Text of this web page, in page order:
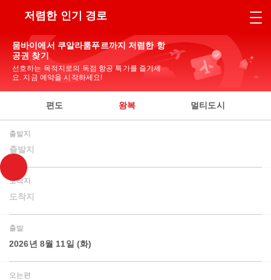
저렴한 인기 경로
뭄바이에서 쿠알라룸푸르까지 저렴한 항
공권 찾기
선호하는 목적지로의 독점 항공 특가를 즐기세
요. 지금 예약을 시작하세요!
편도 왕복 멀티도시
출발지
출발지
도착지
도착지
출발
2026년 8월 11일 (화)
오는편